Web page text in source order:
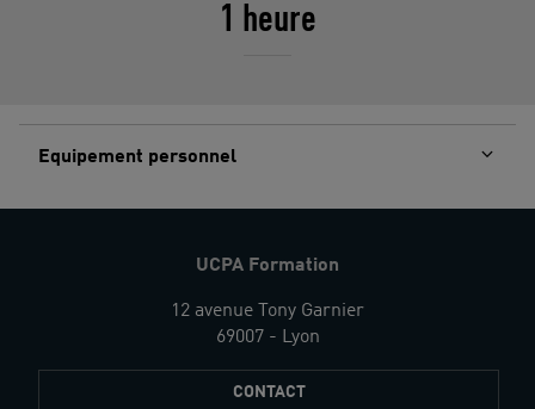
1 heure
Equipement personnel
UCPA Formation
12 avenue Tony Garnier
69007 - Lyon
CONTACT